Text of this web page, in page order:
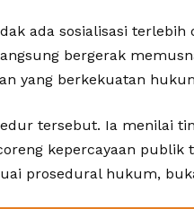
ada sosialisasi
bergerak
yang berkekuatan
tersebut. Ia menilai
kepercayaan publik
prosedural hukum,